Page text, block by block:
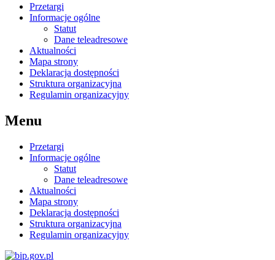
Przetargi
Informacje ogólne
Statut
Dane teleadresowe
Aktualności
Mapa strony
Deklaracja dostępności
Struktura organizacyjna
Regulamin organizacyjny
Menu
Przetargi
Informacje ogólne
Statut
Dane teleadresowe
Aktualności
Mapa strony
Deklaracja dostępności
Struktura organizacyjna
Regulamin organizacyjny